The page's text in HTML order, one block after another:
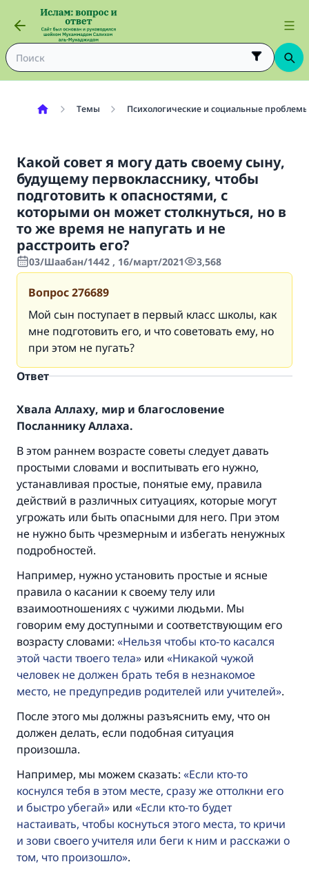
Темы Психологические и социальные проблемы
Какой совет я могу дать своему сыну,
будущему первокласснику, чтобы
подготовить к опасностями, с
которыми он может столкнуться, но в
то же время не напугать и не
расстроить его?
03/Шаабан/1442 , 16/март/2021 3,568
Вопрос276689
Мой сын поступает в первый класс школы, как
мне подготовить его, и что советовать ему, но
при этом не пугать?
Ответ
Хвала Аллаху, мир и благословение
Посланнику Аллаха.
В этом раннем возрасте советы следует давать
простыми словами и воспитывать его нужно,
устанавливая простые, понятые ему, правила
действий в различных ситуациях, которые могут
угрожать или быть опасными для него. При этом
не нужно быть чрезмерным и избегать ненужных
подробностей.
Например, нужно установить простые и ясные
правила о касании к своему телу или
взаимоотношениях с чужими людьми. Мы
говорим ему доступными и соответствующим его
возрасту словами:
Нельзя чтобы кто-то касался
этой части твоего тела
или
Никакой чужой
человек не должен брать тебя в незнакомое
место, не предупредив родителей или учителей .
После этого мы должны разъяснить ему, что он
должен делать, если подобная ситуация
произошла.
Например, мы можем сказать:
Если кто-то
коснулся тебя в этом месте, сразу же оттолкни его
и быстро убегай
или
Если кто-то будет
настаивать, чтобы коснуться этого места, то кричи
и зови своего учителя или беги к ним и расскажи о
том, что произошло .
Ответ № 110845 помог сохранить
брак.
Помогите нам предоставить ответы Умме
Посланник Аллаха, мир ему и
благословение, сказал:
«Указавшему на благое (полагается) такая
же награда как и совершившему его»
(МУСЛИМ, № 1893).